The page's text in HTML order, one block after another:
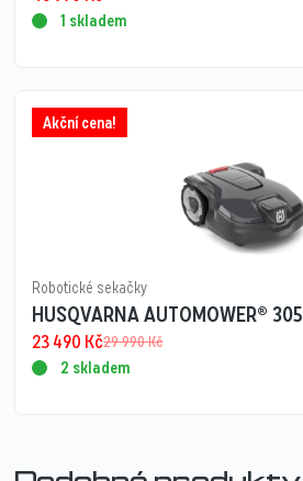
1 skladem
Akční cena!
Robotické sekačky
HUSQVARNA AUTOMOWER® 305
29 990Kč
23 490 Kč
2 skladem